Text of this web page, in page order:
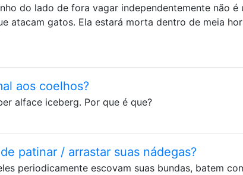
do lado de fora vagar independentemente não é
atacam gatos. Ela estará morta dentro de meia
aos coelhos?
alface iceberg. Por que é que?
patinar / arrastar suas nádegas?
periodicamente escovam suas bundas, batem